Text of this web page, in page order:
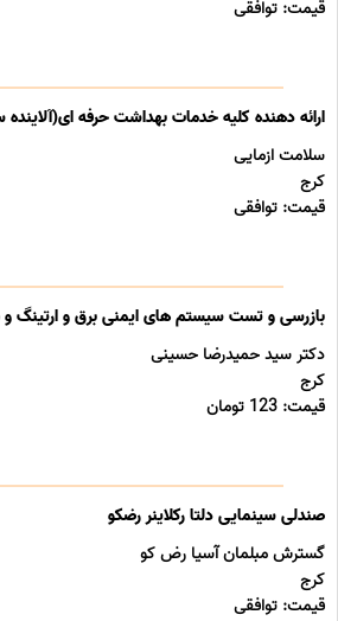
قیمت: توافقی
ارائه دهنده کلیه خدمات بهداشت حرفه
سلامت ازمایی
کرج
قیمت: توافقی
بازرسی و تست سیستم های ایمنی برق و ارتینگ و
دکتر سید حمیدرضا حسینی
کرج
قیمت: 123 تومان
صندلی سینمایی دلتا رکلاینر رضکو
گسترش مبلمان آسیا رض کو
کرج
قیمت: توافقی